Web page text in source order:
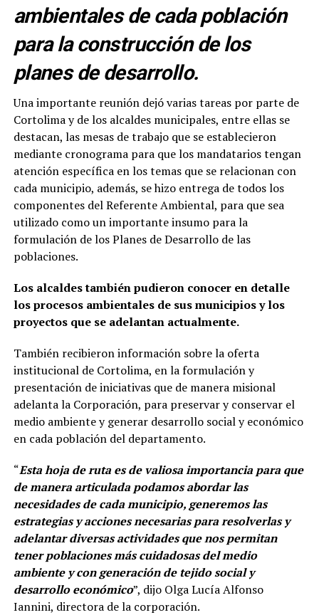
ambientales de cada población
para la construcción de los
planes de desarrollo.
Una importante reunión dejó varias tareas por parte de
Cortolima y de los alcaldes municipales, entre ellas se
destacan, las mesas de trabajo que se establecieron
mediante cronograma para que los mandatarios tengan
atención específica en los temas que se relacionan con
cada municipio, además, se hizo entrega de todos los
componentes del Referente Ambiental, para que sea
utilizado como un importante insumo para la
formulación de los Planes de Desarrollo de las
poblaciones.
Los alcaldes también pudieron conocer en detalle
los procesos ambientales de sus municipios y los
proyectos que se adelantan actualmente.
También recibieron información sobre la oferta
institucional de Cortolima, en la formulación y
presentación de iniciativas que de manera misional
adelanta la Corporación, para preservar y conservar el
medio ambiente y generar desarrollo social y económico
en cada población del departamento.
“Esta hoja de ruta es de valiosa importancia para que
de manera articulada podamos abordar las
necesidades de cada municipio, generemos las
estrategias y acciones necesarias para resolverlas y
adelantar diversas actividades que nos permitan
tener poblaciones más cuidadosas del medio
ambiente y con generación de tejido social y
desarrollo económico”, dijo Olga Lucía Alfonso
Iannini, directora de la corporación.